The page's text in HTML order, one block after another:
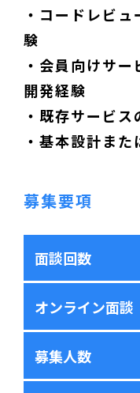
・コードレビ
験
・会員向けサ
開発経験
・既存サービ
・基本設計ま
募集要項
面談回数
オンライン面談
募集人数